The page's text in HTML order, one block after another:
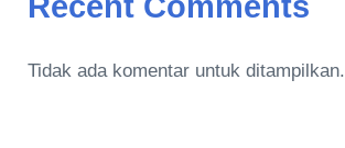
Tidak ada komentar untuk ditampilkan.